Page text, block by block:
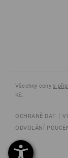
Všechny ceny s
Kč.
OCHRANĚ DAT
ODVOLÁNÍ